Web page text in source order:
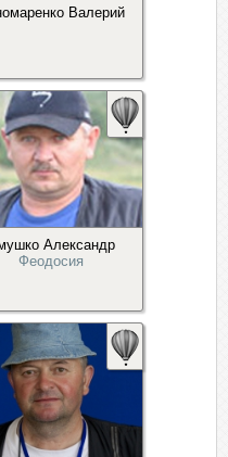
Валерий
Александр
Феодосия